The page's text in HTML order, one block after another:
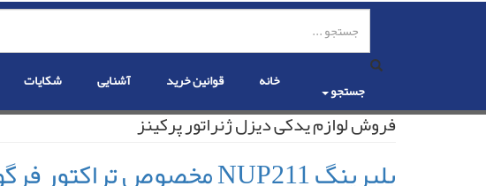
رفتن
جستجو خانه قوانین خرید آشنایی شکایات
فروش لوازم یدکی دیزل ژنراتور پرکینز
بلبرینگ NUP211 مخصوص تراکتور فرگوسن